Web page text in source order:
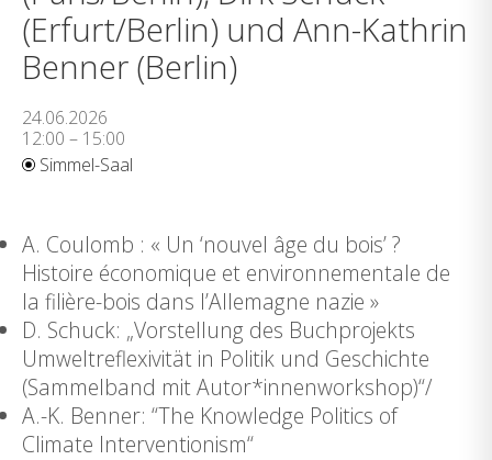
(Erfurt/Berlin) und Ann-Kathrin
Benner (Berlin)
24.06.2026
12:00 – 15:00
Simmel-Saal
A. Coulomb : « Un ‘nouvel âge du bois’ ?
Histoire économique et environnementale de
la filière-bois dans l’Allemagne nazie »
D. Schuck: „Vorstellung des Buchprojekts
Umweltreflexivität in Politik und Geschichte
(Sammelband mit Autor*innenworkshop)“/
A.-K. Benner: “The Knowledge Politics of
Climate Interventionism“